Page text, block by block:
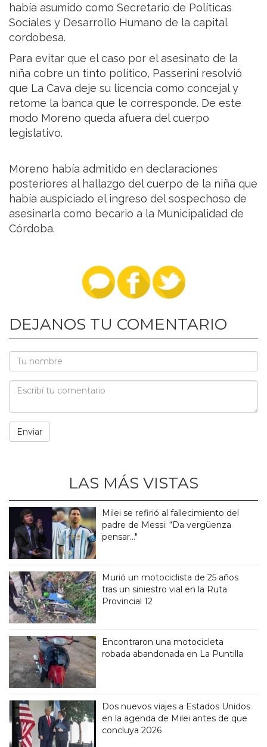
había asumido como Secretario de Políticas
Sociales y Desarrollo Humano de la capital
cordobesa.
Para evitar que el caso por el asesinato de la
niña cobre un tinto político, Passerini resolvió
que La Cava deje su licencia como concejal y
retome la banca que le corresponde. De este
modo Moreno queda afuera del cuerpo
legislativo.
Moreno había admitido en declaraciones
posteriores al hallazgo del cuerpo de la niña que
había auspiciado el ingreso del sospechoso de
asesinarla como becario a la Municipalidad de
Córdoba.
DEJANOS TU COMENTARIO
LAS MÁS VISTAS
Milei se refirió al fallecimiento del
padre de Messi: “Da vergüenza
pensar..."
Murió un motociclista de 25 años
tras un siniestro vial en la Ruta
Provincial 12
Encontraron una motocicleta
robada abandonada en La Puntilla
Dos nuevos viajes a Estados Unidos
en la agenda de Milei antes de que
concluya 2026